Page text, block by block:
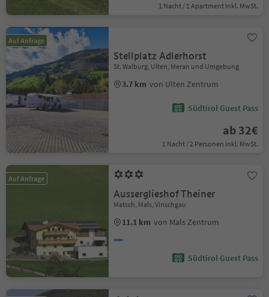
1 Nacht / 1 Apartment Inkl. MwSt.
Auf Anfrage
Stellplatz Adlerhorst
St. Walburg, Ulten, Meran und Umgebung
3.7 km von Ulten Zentrum
Südtirol Guest Pass
ab 32€
1 Nacht / 2 Personen Inkl. MwSt.
Auf Anfrage
Ausserglieshof Theiner
Matsch, Mals, Vinschgau
11.1 km von Mals Zentrum
Südtirol Guest Pass